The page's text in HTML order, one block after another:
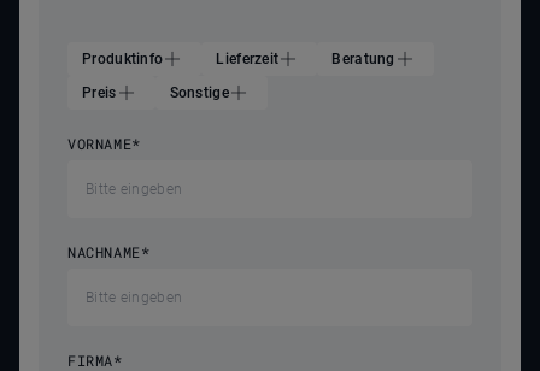
Produktinfo Lieferzeit
Beratung
Preis
Sonstige
VORNAME*
NACHNAME*
FIRMA*